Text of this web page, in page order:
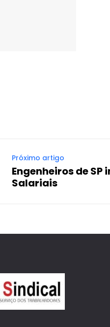
Próximo artigo
Engenheiros de
Salariais